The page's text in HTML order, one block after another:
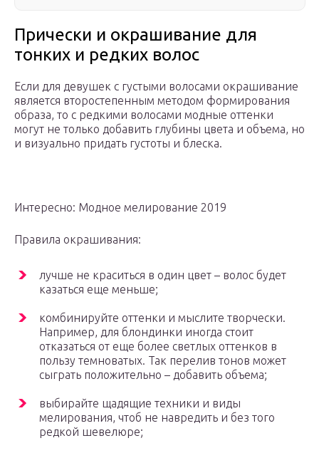
Прически и окрашивание для
тонких и редких волос
Если для девушек с густыми волосами окрашивание
является второстепенным методом формирования
образа, то с редкими волосами модные оттенки
могут не только добавить глубины цвета и объема, но
и визуально придать густоты и блеска.
Интересно: Модное мелирование 2019
Правила окрашивания:
лучше не краситься в один цвет – волос будет
казаться еще меньше;
комбинируйте оттенки и мыслите творчески.
Например, для блондинки иногда стоит
отказаться от еще более светлых оттенков в
пользу темноватых. Так перелив тонов может
сыграть положительно – добавить объема;
выбирайте щадящие техники и виды
мелирования, чтоб не навредить и без того
редкой шевелюре;